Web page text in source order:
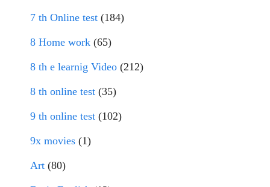
7 th Online test (184)
8 Home work (65)
8 th e learnig Video (212)
8 th online test (35)
9 th online test (102)
9x movies (1)
Art (80)